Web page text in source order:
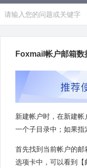
Foxmail帐户邮箱
新建帐户时，在新建
一个子目录中；如果
首先找到当前帐户的
选项卡中，可以看到